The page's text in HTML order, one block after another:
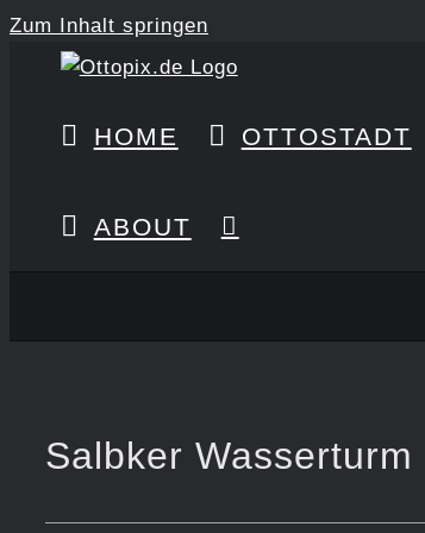
Zum Inhalt springen
HOME OTTOSTADT
ABOUT
Salbker Wasserturm